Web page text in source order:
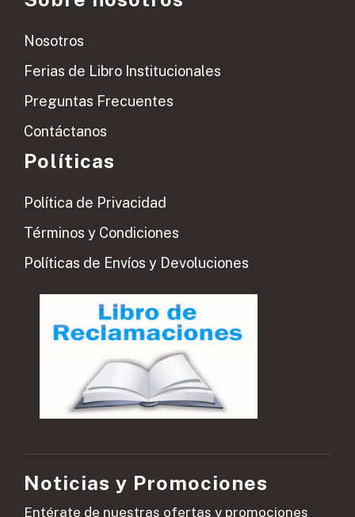
Nosotros
Ferias de Libro Institucionales
Preguntas Frecuentes
Contáctanos
Políticas
Política de Privacidad
Términos y Condiciones
Políticas de Envíos y Devoluciones
Noticias y Promociones
Entérate de nuestras ofertas y promociones